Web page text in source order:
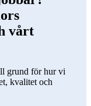
vårt
grund för hur vi
kvalitet och